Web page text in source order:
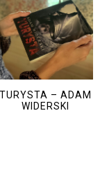
TURYSTA – ADAM
WIDERSKI